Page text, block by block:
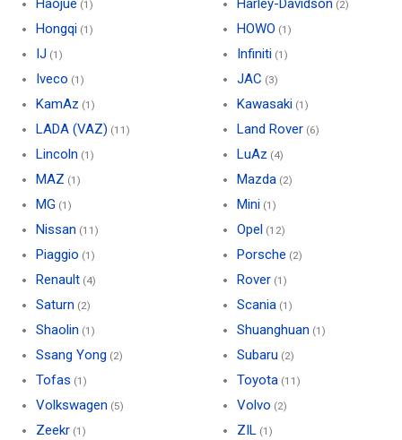
Haojue (1)
Hongqi (1)
IJ (1)
Iveco (1)
KamAz (1)
LADA (VAZ) (11)
Lincoln (1)
MAZ (1)
MG (1)
Nissan (11)
Piaggio (1)
Renault (4)
Saturn (2)
Shaolin (1)
Ssang Yong (2)
Tofas (1)
Volkswagen (5)
Zeekr (1)
Harley-Davidson (2)
HOWO (1)
Infiniti (1)
JAC (3)
Kawasaki (1)
Land Rover (6)
LuAz (4)
Mazda (2)
Mini (1)
Opel (12)
Porsche (2)
Rover (1)
Scania (1)
Shuanghuan (1)
Subaru (2)
Toyota (11)
Volvo (2)
ZIL (1)